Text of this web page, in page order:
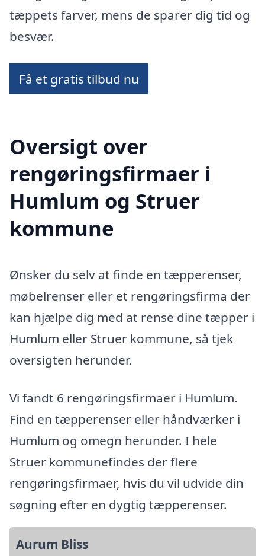
tæppets farver, mens de sparer dig tid og
besvær.
Få et gratis tilbud nu
Oversigt over
rengøringsfirmaer i
Humlum og Struer
kommune
Ønsker du selv at finde en tæpperenser,
møbelrenser eller et rengøringsfirma der
kan hjælpe dig med at rense dine tæpper i
Humlum eller Struer kommune, så tjek
oversigten herunder.
Vi fandt 6 rengøringsfirmaer i Humlum.
Find en tæpperenser eller håndværker i
Humlum og omegn herunder. I hele
Struer kommunefindes der flere
rengøringsfirmaer, hvis du vil udvide din
søgning efter en dygtig tæpperenser.
Aurum Bliss